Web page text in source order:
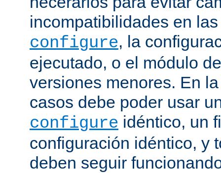
incompatibilidades en
configure, la
ejecutado, o el módulo
versiones menores. En
casos debe poder usar
configure idéntico, un
configuración idéntico, y
deben seguir